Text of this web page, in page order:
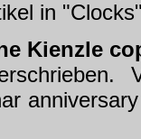
in
Kienzle